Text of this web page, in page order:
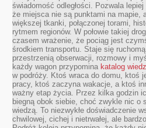
świadomość odległości. Pozwala
że miejsca nie są punktami na mapie,
większej tkanki, połączonej torami,
rytmem regionów. W połowie takiej
czasem wrażenie, że pociąg jest
środkiem transportu. Staje się ruchomą
przestrzenią obserwacji, rozmowy i
każdy wagon przypomina katalog
w podróży. Ktoś wraca do domu, ktoś
pracy, ktoś zaczyna wakacje, a ktoś
ważny etap życia. Przez kilka godzin
biegną obok siebie, choć zwykle nic o
wiedzą. To niezwykłe doświadczenie
chwilowej, cichej i nietrwałej, ale